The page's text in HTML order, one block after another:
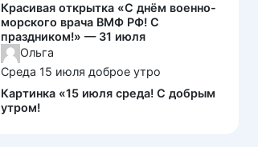
Красивая открытка «С днём военно-
морского врача ВМФ РФ! С
праздником!» — 31 июля
Ольга
Среда 15 июля доброе утро
Картинка «15 июля среда! С добрым
утром!